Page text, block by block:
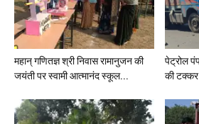
महान् गणितज्ञ श्री निवास रामानुजन की
जयंती पर स्वामी आत्मानंद स्कूल...
पेट्रोल
की